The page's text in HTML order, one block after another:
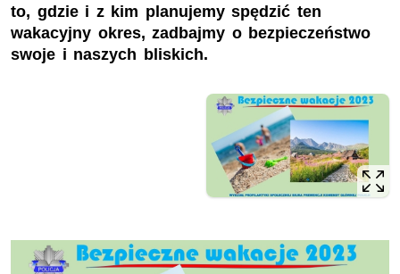
to, gdzie i z kim planujemy spędzić ten
wakacyjny okres, zadbajmy o bezpieczeństwo
swoje i naszych bliskich.